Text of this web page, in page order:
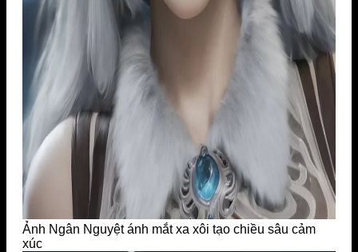
Ảnh Ngân Nguyệt ánh mắt xa xôi tạo chiều sâu cảm
xúc